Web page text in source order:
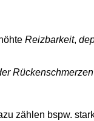
Reizbarkeit,
Rückenschmerzen
zählen bspw.